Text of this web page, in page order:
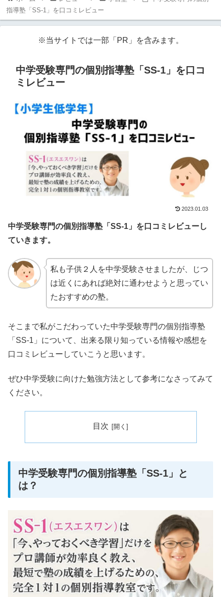
指導塾「SS-1」を口コミレビュー
※当サイトでは一部「PR」を含みます。
中学受験専門の個別指導塾「SS-1」を口コ
ミレビュー
2023.01.03
中学受験専門の個別指導塾「SS-1」を口コミレビューし
ていきます。
私も子供２人を中学受験させましたが、じつ
は近くにあれば絶対に通わせようと思ってい
たおすすめの塾。
そこまで私がこだわっていた中学受験専門の個別指導塾
「SS-1」について、出来る限り知っている情報や感想を
口コミレビューしていこうと思います。
ぜひ中学受験に向けた勉強方法として参考になさってみて
ください。
目次
中学受験専門の個別指導塾「SS-1」と
は？